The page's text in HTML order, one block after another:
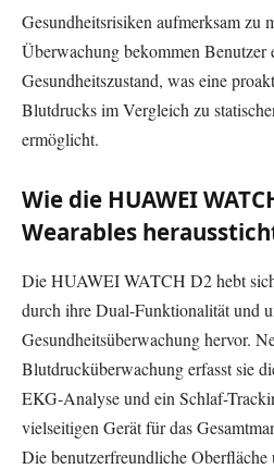
Gesundheitsrisiken aufmerksam zu
Überwachung bekommen
Gesundheitszustand, was eine
Blutdrucks im Vergleich zu
ermöglicht.
Wie die HUAWEI
Wearables
Die HUAWEI WATCH D2 hebt
durch ihre Dual-Funktionalität und
Gesundheitsüberwachung hervor.
Blutdrucküberwachung erfasst sie
EKG-Analyse und ein Schlaf-
vielseitigen Gerät für das
Die benutzerfreundliche Oberfläche